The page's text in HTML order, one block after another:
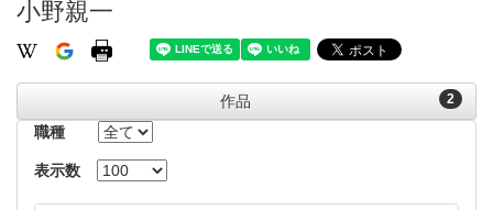
小野親一
2
作品
職種
表示数